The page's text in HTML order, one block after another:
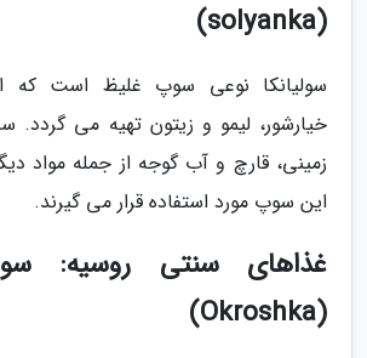
(solyanka)
خیارشور، لیمو و زیتون تهیه می گردد.
زمینی، قارچ و آب گوجه از جمله مواد
این سوپ مورد استفاده قرار می گیرند.
غذاهای سنتی روسیه:
(Okroshka)